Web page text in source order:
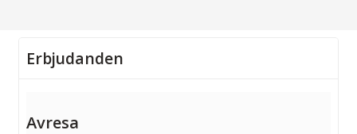
Erbjudanden